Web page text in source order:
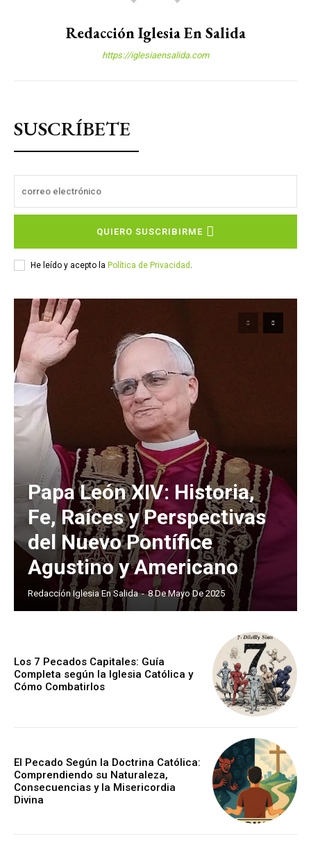
Redacción Iglesia En Salida
https://iglesiaensalida.com
SUSCRÍBETE
QUIERO SUSCRIBIRME
He leído y acepto la Política de Privacidad
Papa León XIV: Historia,
Fe, Raíces y Perspectivas
del Nuevo Pontífice
Agustino y Americano
Redacción Iglesia En Salida - 8 De Mayo De 2025
Los 7 Pecados Capitales: Guía
Completa según la Iglesia Católica y
Cómo Combatirlos
El Pecado Según la Doctrina Católica:
Comprendiendo su Naturaleza,
Consecuencias y la Misericordia
Divina